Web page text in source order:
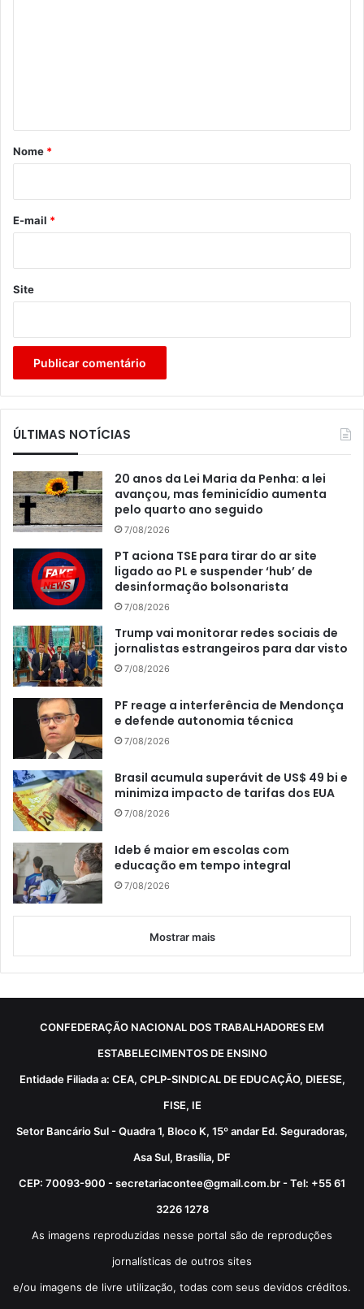
r
*
Nome *
E-mail *
Site
ÚLTIMAS NOTÍCIAS
20 anos da Lei Maria da Penha: a lei
avançou, mas feminicídio aumenta
pelo quarto ano seguido
7/08/2026
PT aciona TSE para tirar do ar site
ligado ao PL e suspender ‘hub’ de
desinformação bolsonarista
7/08/2026
Trump vai monitorar redes sociais de
jornalistas estrangeiros para dar visto
7/08/2026
PF reage a interferência de Mendonça
e defende autonomia técnica
7/08/2026
Brasil acumula superávit de US$ 49 bi e
minimiza impacto de tarifas dos EUA
7/08/2026
Ideb é maior em escolas com
educação em tempo integral
7/08/2026
Mostrar mais
CONFEDERAÇÃO NACIONAL DOS TRABALHADORES EM
ESTABELECIMENTOS DE ENSINO
Entidade Filiada a: CEA, CPLP-SINDICAL DE EDUCAÇÃO, DIEESE,
FISE, IE
Setor Bancário Sul - Quadra 1, Bloco K, 15º andar Ed. Seguradoras,
Asa Sul, Brasília, DF
CEP: 70093-900 - secretariacontee@gmail.com.br - Tel: +55 61
3226 1278
As imagens reproduzidas nesse portal são de reproduções
jornalísticas de outros sites
e/ou imagens de livre utilização, todas com seus devidos créditos.